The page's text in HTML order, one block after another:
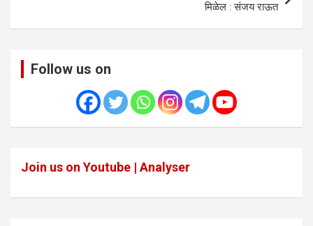
मिळेल : संजय राऊत
Follow us on
Join us on Youtube | Analyser